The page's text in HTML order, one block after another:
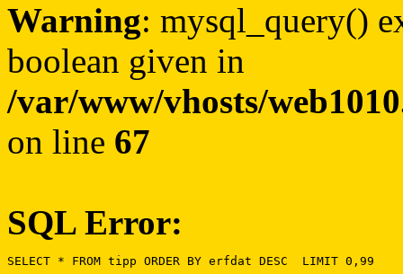
Warning: mysql_query()
boolean given in
/var/www/vhosts/
on line 67
SQL Error:
SELECT * FROM tipp ORDER BY erfdat DESC  LIMIT 0,99